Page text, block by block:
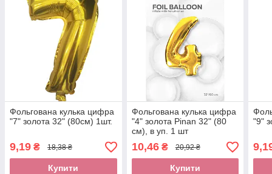
Фольгована кулька цифра
"7" золота 32" (80см) 1шт.
9,19 ₴ 18,38 ₴
Купити
Фольгована кулька цифра
"4" золота Pinan 32" (80
см), в уп. 1 шт
10,46₴ 20,92 ₴
Купити
"9"